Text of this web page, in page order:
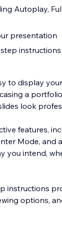
Autoplay,
presentation
to display
a
look
features,
Mode, and
intend,
options,